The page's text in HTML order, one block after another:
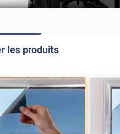
les produits